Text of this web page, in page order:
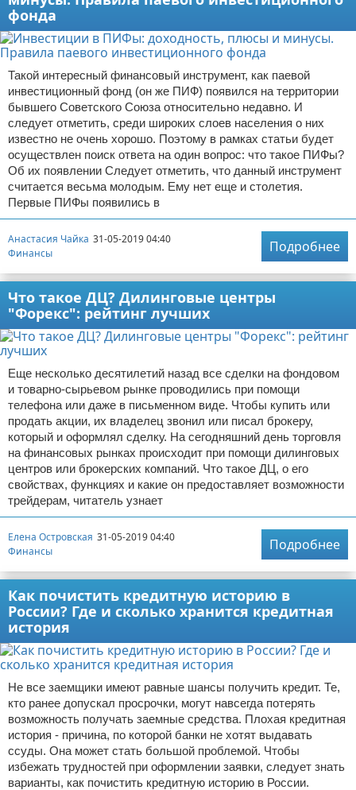
фонда
Такой интересный финансовый инструмент, как паевой
инвестиционный фонд (он же ПИФ) появился на территории
бывшего Советского Союза относительно недавно. И
следует отметить, среди широких слоев населения о них
известно не очень хорошо. Поэтому в рамках статьи будет
осуществлен поиск ответа на один вопрос: что такое ПИФы?
Об их появлении Следует отметить, что данный инструмент
считается весьма молодым. Ему нет еще и столетия.
Первые ПИФы появились в
Анастасия Чайка 31-05-2019 04:40
Финансы
Подробнее
Что такое ДЦ? Дилинговые центры
"Форекс": рейтинг лучших
Еще несколько десятилетий назад все сделки на фондовом
и товарно-сырьевом рынке проводились при помощи
телефона или даже в письменном виде. Чтобы купить или
продать акции, их владелец звонил или писал брокеру,
который и оформлял сделку. На сегодняшний день торговля
на финансовых рынках происходит при помощи дилинговых
центров или брокерских компаний. Что такое ДЦ, о его
свойствах, функциях и какие он предоставляет возможности
трейдерам, читатель узнает
Елена Островская 31-05-2019 04:40
Финансы
Подробнее
Как почистить кредитную историю в
России? Где и сколько хранится кредитная
история
Не все заемщики имеют равные шансы получить кредит. Те,
кто ранее допускал просрочки, могут навсегда потерять
возможность получать заемные средства. Плохая кредитная
история - причина, по которой банки не хотят выдавать
ссуды. Она может стать большой проблемой. Чтобы
избежать трудностей при оформлении заявки, следует знать
варианты, как почистить кредитную историю в России.